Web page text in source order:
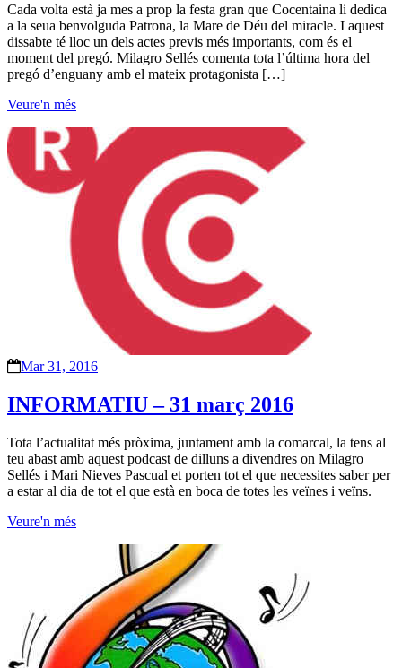
Cada volta està ja mes a prop la festa gran que Cocentaina li dedica
a la seua benvolguda Patrona, la Mare de Déu del miracle. I aquest
dissabte té lloc un dels actes previs més importants, com és el
moment del pregó. Milagro Sellés comenta tota l’última hora del
pregó d’enguany amb el mateix protagonista […]
Veure'n més
Mar 31, 2016
INFORMATIU – 31 març 2016
Tota l’actualitat més pròxima, juntament amb la comarcal, la tens al
teu abast amb aquest podcast de dilluns a divendres on Milagro
Sellés i Mari Nieves Pascual et porten tot el que necessites saber per
a estar al dia de tot el que està en boca de totes les veïnes i veïns.
Veure'n més